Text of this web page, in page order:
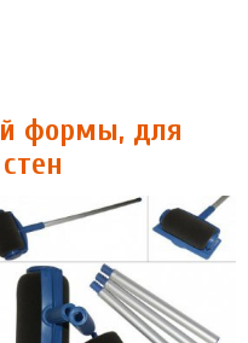
формы, для